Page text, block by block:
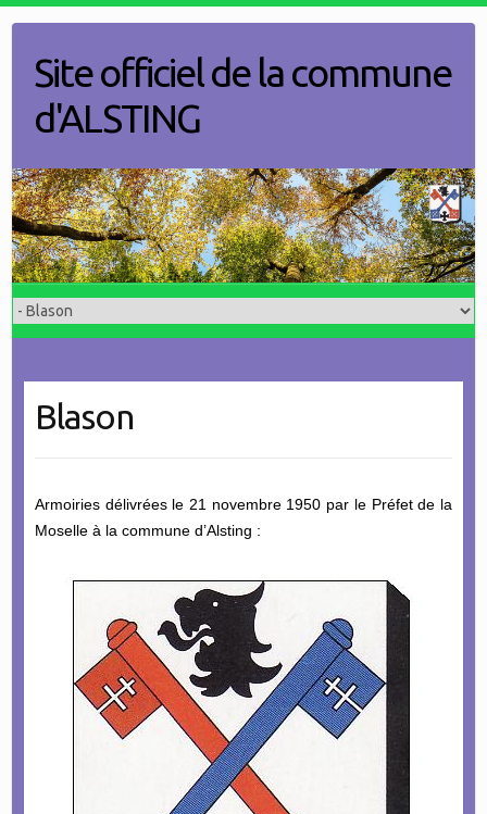
contentSite officiel de la commune
d'ALSTING
Blason
Armoiries délivrées le 21 novembre 1950 par le Préfet de la
Moselle à la commune d’Alsting :